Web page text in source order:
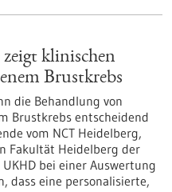
klinischen
Brustkrebs
die Behandlung von
Brustkrebs entscheidend
vom NCT Heidelberg,
Fakultät Heidelberg der
bei einer Auswertung
dass eine personalisierte,